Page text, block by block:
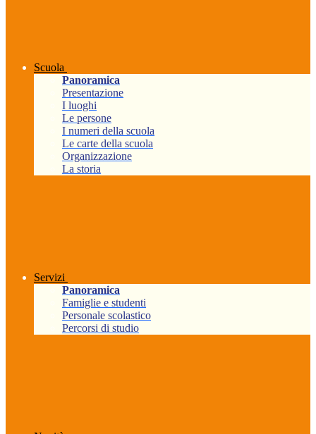
Scuola
Panoramica
Presentazione
I luoghi
Le persone
I numeri della scuola
Le carte della scuola
Organizzazione
La storia
Servizi
Panoramica
Famiglie e studenti
Personale scolastico
Percorsi di studio